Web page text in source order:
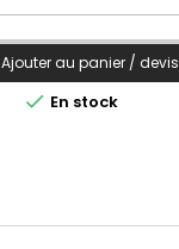
Ajouter au panier / devis
 En stock